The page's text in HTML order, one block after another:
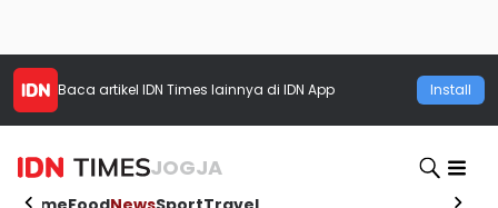
Baca artikel IDN Times lainnya di IDN App Install
JOGJA